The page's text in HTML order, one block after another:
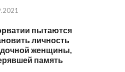
пытаются
личность
женщины,
память